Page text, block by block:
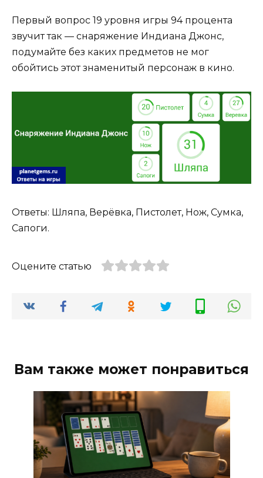
Первый вопрос 19 уровня игры 94 процента
звучит так — снаряжение Индиана Джонс,
подумайте без каких предметов не мог
обойтись этот знаменитый персонаж в кино.
Ответы: Шляпа, Верёвка, Пистолет, Нож, Сумка,
Сапоги.
Оцените статью
Вам также может понравиться